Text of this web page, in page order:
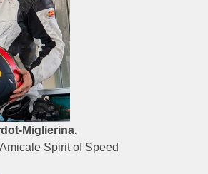
Miglierina,
Spirit of Speed